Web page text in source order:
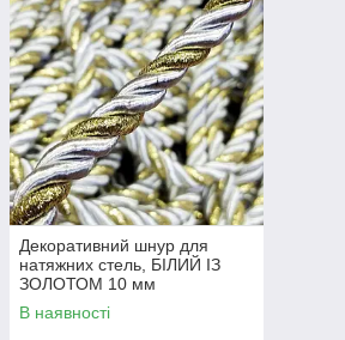
Декоративний шнур для
натяжних стель, БІЛИЙ ІЗ
ЗОЛОТОМ 10 мм
В наявності